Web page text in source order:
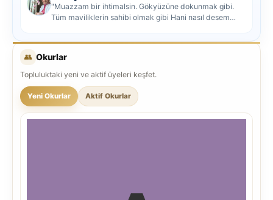
"Muazzam bir ihtimalsin. Gökyüzüne dokunmak gibi.
Tüm maviliklerin sahibi olmak gibi Hani nasıl desem
👥 Okurlar
Topluluktaki yeni ve aktif üyeleri keşfet.
Yeni Okurlar Aktif Okurlar